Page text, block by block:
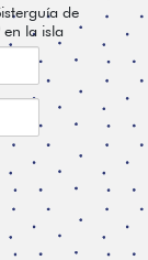
de
en la isla